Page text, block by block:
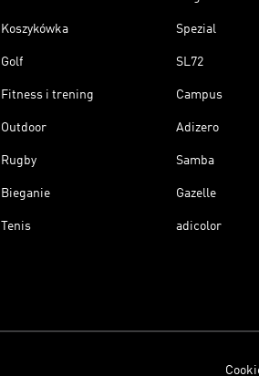
Koszykówka
Golf
Fitness i trening
Outdoor
Rugby
Bieganie
Tenis
Spezial
SL72
Campus
Adizero
Samba
Gazelle
adicolor